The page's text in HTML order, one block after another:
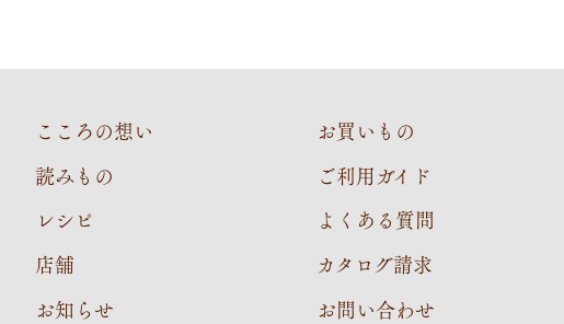
こころの想い
読みもの
レシピ
店舗
お知らせ
お買いもの
ご利用ガイド
よくある質問
カタログ請求
お問い合わせ